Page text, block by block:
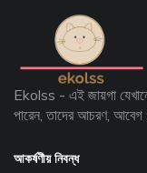
Ekolss - এই জায়গা
পারেন, তাদের আচরণ,
আকর্ষণীয় নিবন্ধ